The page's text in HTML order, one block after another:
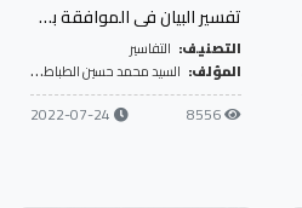
تفسير البيان في الموافقة بين الحديث والقرآن- ج3
التصنيف: التفاسير
المؤلف: السيد محمد حسين الطباطبائي
8556
2022-07-24